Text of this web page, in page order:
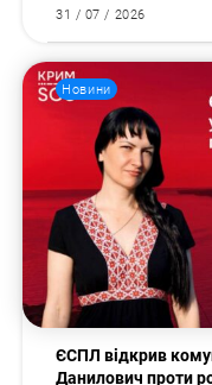
31 / 07 / 2026
Новини
ЄСПЛ відкрив
Данилович проти